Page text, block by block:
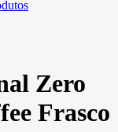
Zero
Frasco